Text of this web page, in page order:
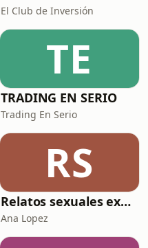
El Club de Inversión
TE
TRADING EN SERIO
Trading En Serio
RS
Relatos sexuales explícitos
Ana Lopez